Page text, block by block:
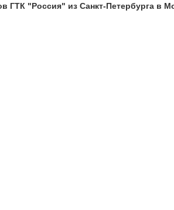
ГТК "Россия" из Санкт-Петербурга в